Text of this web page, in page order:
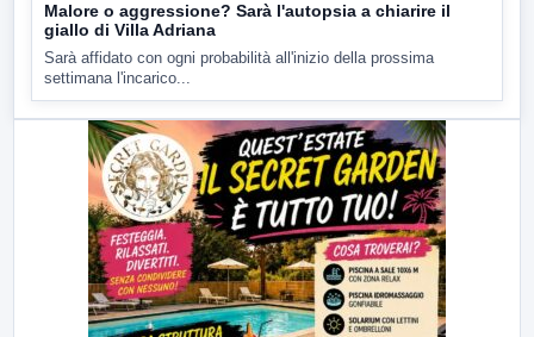
Malore o aggressione? Sarà l'autopsia a chiarire il
giallo di Villa Adriana
Sarà affidato con ogni probabilità all'inizio della prossima
settimana l'incarico...